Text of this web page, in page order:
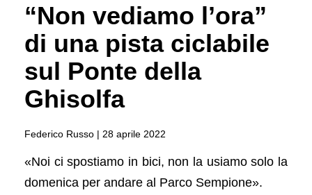
“Non vediamo l’ora”
di una pista ciclabile
sul Ponte della
Ghisolfa
Federico Russo | 28 aprile 2022
«Noi ci spostiamo in bici, non la usiamo solo la
domenica per andare al Parco Sempione».